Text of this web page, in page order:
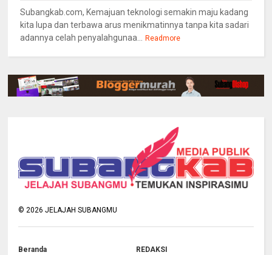
Subangkab.com, Kemajuan teknologi semakin maju kadang
kita lupa dan terbawa arus menikmatinnya tanpa kita sadari
adannya celah penyalahgunaa... Readmore
©2026 JELAJAH SUBANGMU
Beranda REDAKSI